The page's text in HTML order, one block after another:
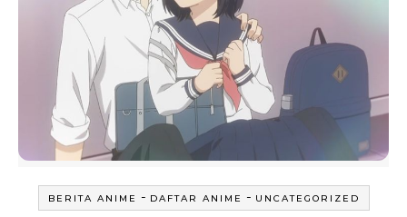
BERITA ANIME - DAFTAR ANIME - UNCATEGORIZED